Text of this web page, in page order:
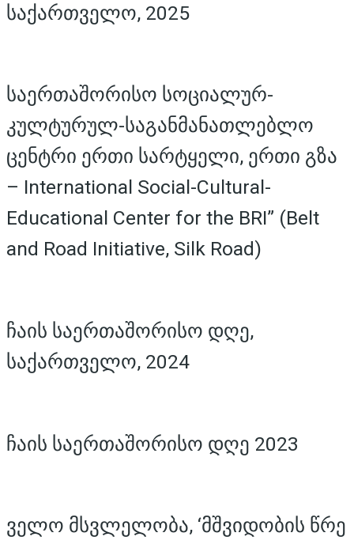
საქართველო, 2025
საერთაშორისო სოციალურ-
კულტურულ-საგანმანათლებლო
ცენტრი ერთი სარტყელი, ერთი გზა
– International Social-Cultural-
Educational Center for the BRI” (Belt
and Road Initiative, Silk Road)
ჩაის საერთაშორისო დღე,
საქართველო, 2024
ჩაის საერთაშორისო დღე 2023
ველო მსვლელობა, ‘მშვიდობის წრე